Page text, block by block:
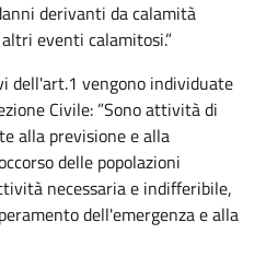
derivanti da calamità
eventi calamitosi.”
dell'art.1 vengono individuate
Civile: ”Sono attività di
alla previsione e alla
delle popolazioni
necessaria e indifferibile,
dell'emergenza e alla